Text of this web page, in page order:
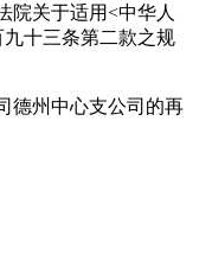
院关于适用<中华人
十三条第二款之规
德州中心支公司的再